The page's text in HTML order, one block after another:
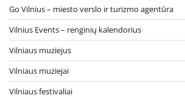
Go Vilnius – miesto verslo ir turizmo agentūra
Vilnius Events – renginių kalendorius
Vilniaus muziejus
Vilniaus muziejai
Vilniaus festivaliai